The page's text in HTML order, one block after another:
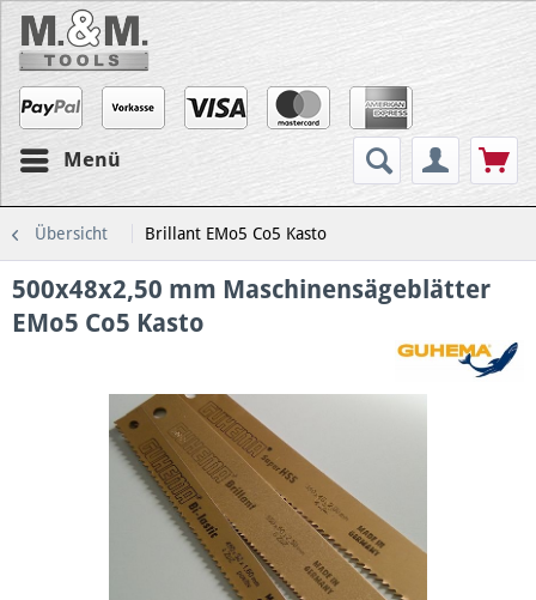
Menü
Übersicht Brillant EMo5 Co5 Kasto
500x48x2,50 mm Maschinensägeblätter
EMo5 Co5 Kasto